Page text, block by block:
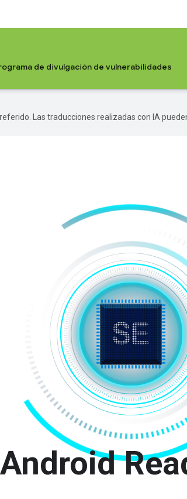
de divulgación de vulnerabilidades
Las traducciones realizadas con IA
Android